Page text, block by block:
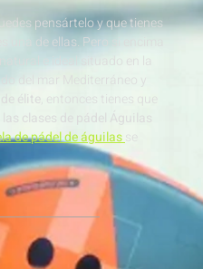
pensártelo y que tienes
una de ellas. Pero si encima
e ideal situado en la
del mar Mediterráneo y
élite, entonces tienes que
las clases de pádel Águilas
de pádel de águilasse